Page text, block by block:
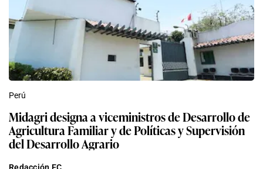
Perú
Midagri designa a viceministros de Desarrollo de
Agricultura Familiar y de Políticas y Supervisión
del Desarrollo Agrario